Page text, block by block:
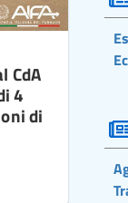
CdA
4
di